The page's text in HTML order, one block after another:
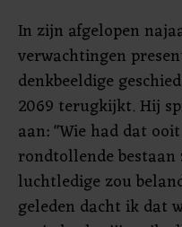
In zijn afgelopen
verwachtingen
denkbeeldige
2069 terugkijkt. Hij
aan: "Wie had dat
rondtollende
luchtledige zou
geleden dacht ik dat